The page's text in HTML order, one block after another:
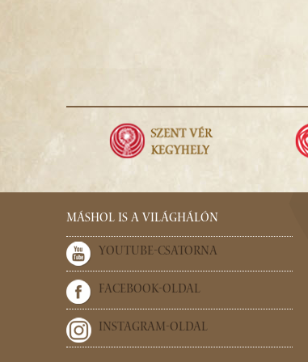
MÁSHOL IS A VILÁGHÁLÓN
YOUTUBE-CSATORNA
FACEBOOK-OLDAL
INSTAGRAM-OLDAL